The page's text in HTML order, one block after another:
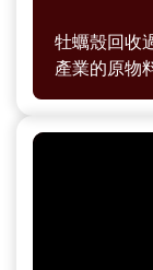
牡蠣殼回收
產業的原物